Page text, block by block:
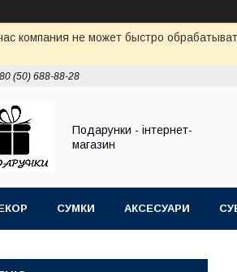
компания не может быстро
(50) 688-88-28
Подарунки - інтернет-
магазин
СУМКИ АКСЕСУАРИ